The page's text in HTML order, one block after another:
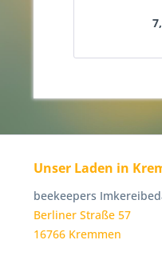
Unser Laden in
beekeepers
Berliner Straße 57
16766 Kremmen